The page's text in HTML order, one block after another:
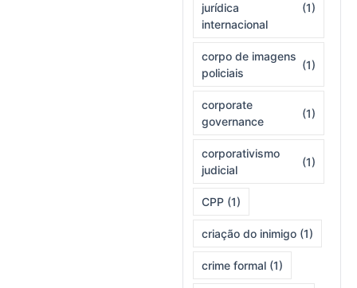
jurídica
internacional
(1)
corpo de imagens
policiais
(1)
corporate
governance
(1)
corporativismo
judicial
(1)
CPP (1)
criação do inimigo (1)
crime formal (1)